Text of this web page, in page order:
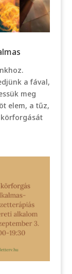
a fával,
meg
elem, a tűz,